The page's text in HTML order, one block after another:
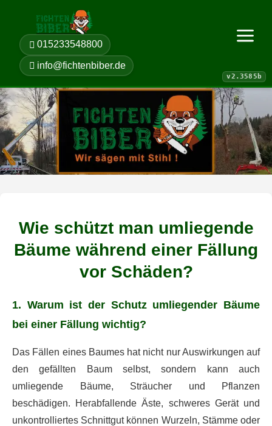
015233548800
info@fichtenbiber.de
Wie schützt man umliegende
Bäume während einer Fällung
vor Schäden?
1. Warum ist der Schutz umliegender Bäume
bei einer Fällung wichtig?
Das Fällen eines Baumes hat nicht nur Auswirkungen auf
den gefällten Baum selbst, sondern kann auch
umliegende Bäume, Sträucher und Pflanzen
beschädigen. Herabfallende Äste, schweres Gerät und
unkontrolliertes Schnittgut können Wurzeln, Stämme oder